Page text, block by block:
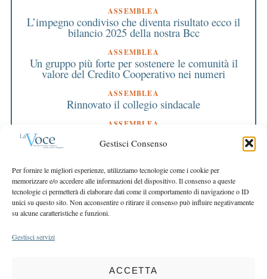
Gestisci Consenso
Per fornire le migliori esperienze, utilizziamo tecnologie come i cookie per
memorizzare e/o accedere alle informazioni del dispositivo. Il consenso a queste
tecnologie ci permetterà di elaborare dati come il comportamento di navigazione o ID
unici su questo sito. Non acconsentire o ritirare il consenso può influire negativamente
su alcune caratteristiche e funzioni.
Gestisci servizi
ACCETTA
ASSEMBLEA
L’impegno condiviso che diventa risultato ecco il
bilancio 2025 della nostra Bcc
ASSEMBLEA
Un gruppo più forte per sostenere le comunità il
valore del Credito Cooperativo nei numeri
ASSEMBLEA
Rinnovato il collegio sindacale
ASSEMBLEA
Bilancio approvato all’unanimità e 2 milioni
destinati al territorio
EDITORIALE DIRETTORE
Crescere restando riconoscibili
EDITORIALE PRESIDENTE
Costruire futuro insieme
COPYRIGHT 2025 LA VOCE |PRIVACY